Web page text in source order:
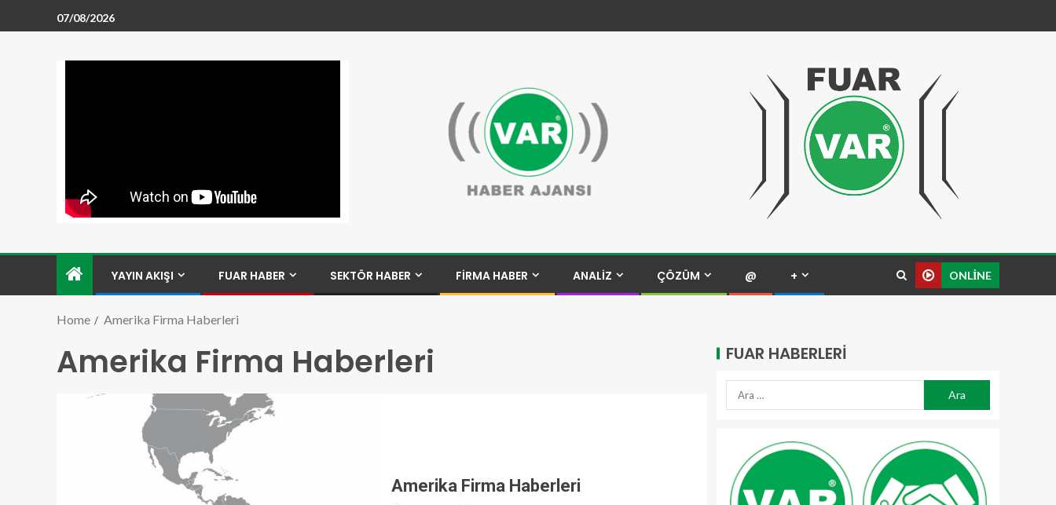
07/08/2026
YAYIN AKIŞI FUAR HABER SEKTÖR HABER FİRMA HABER ANALİZ ÇÖZÜM @ + ONLINE
Home Amerika Firma Haberleri
Amerika Firma Haberleri
Amerika Firma Haberleri
FUAR HABERLERI